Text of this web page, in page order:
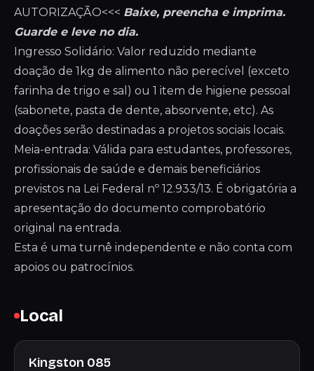
AUTORIZAÇÃO<<< Baixe, preencha e imprima.
Guarde e leve no dia.
Ingresso Solidário: Valor reduzido mediante
doação de 1kg de alimento não perecível (exceto
farinha de trigo e sal) ou 1 item de higiene pessoal
(sabonete, pasta de dente, absorvente, etc). As
doações serão destinadas a projetos sociais locais.
Meia-entrada: Válida para estudantes, professores,
profissionais de saúde e demais beneficiários
previstos na Lei Federal nº 12.933/13. É obrigatória a
apresentação do documento comprobatório
original na entrada.
Esta é uma turnê independente e não conta com
apoios ou patrocínios.
Local
Kingston 085